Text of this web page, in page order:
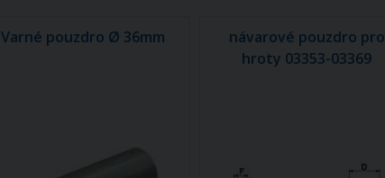
Varné pouzdro Ø 36mm
návarové pouzdro pro
hroty 03353-03369